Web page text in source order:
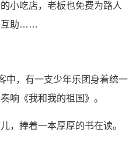
小吃店，老板也免费为路人
互助……
中，有一支少年乐团身着统一
响《我和我的祖国》。
，捧着一本厚厚的书在读。